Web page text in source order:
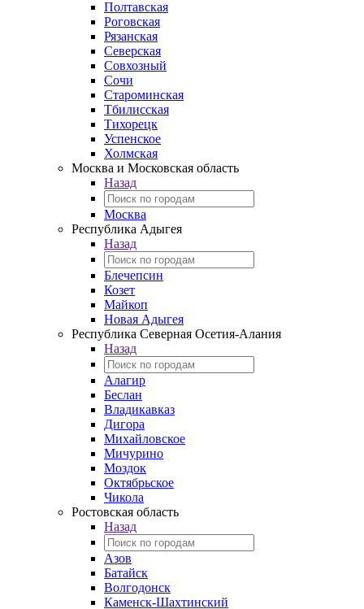
Полтавская
Роговская
Рязанская
Северская
Совхозный
Сочи
Староминская
Тбилисская
Тихорецк
Успенское
Холмская
Москва и Московская область
Назад
Москва
Республика Адыгея
Назад
Блечепсин
Козет
Майкоп
Новая Адыгея
Республика Северная Осетия-Алания
Назад
Алагир
Беслан
Владикавказ
Дигора
Михайловское
Мичурино
Моздок
Октябрьское
Чикола
Ростовская область
Назад
Азов
Батайск
Волгодонск
Каменск-Шахтинский